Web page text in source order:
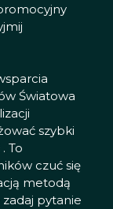
Światowa
szybki
To
czuć się
metodą
zadaj pytanie